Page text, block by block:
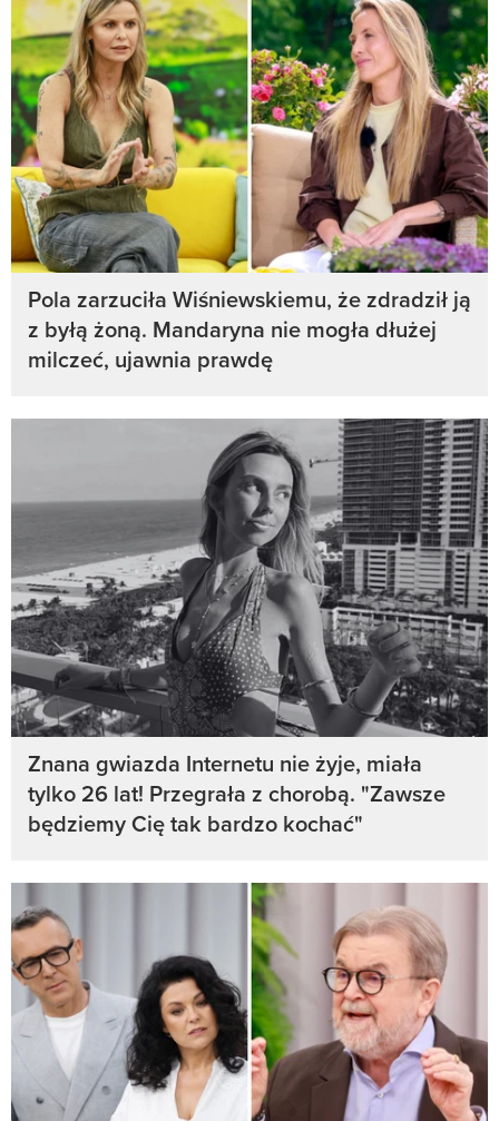
Pola zarzuciła Wiśniewskiemu, że zdradził ją
z byłą żoną. Mandaryna nie mogła dłużej
milczeć, ujawnia prawdę
Znana gwiazda Internetu nie żyje, miała
tylko 26 lat! Przegrała z chorobą. "Zawsze
będziemy Cię tak bardzo kochać"